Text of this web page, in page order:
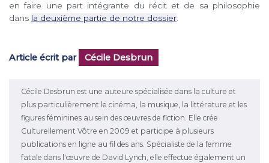
en faire une part intégrante du récit et de sa philosophie
dans la deuxième partie de notre dossier
Article écrit par Cécile Desbrun
Cécile Desbrun est une auteure spécialisée dans la culture et
plus particulièrement le cinéma, la musique, la littérature et les
figures féminines au sein des œuvres de fiction. Elle crée
Culturellement Vôtre en 2009 et participe à plusieurs
publications en ligne au fil des ans. Spécialiste de la femme
fatale dans l'œuvre de David Lynch, elle effectue également un